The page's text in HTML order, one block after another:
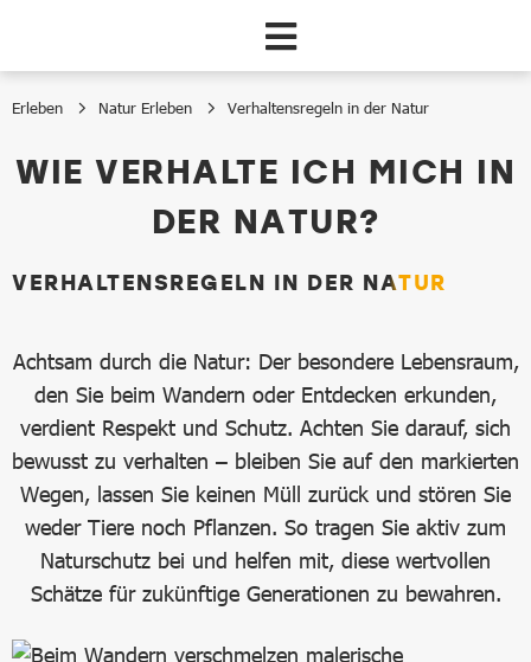
Erleben Natur Erleben Verhaltensregeln in der Natur
Verhaltensregeln in der Natur
WIE VERHALTE ICH MICH IN
DER NATUR?
VERHALTENSREGELN IN DER NATUR
Achtsam durch die Natur: Der besondere Lebensraum,
den Sie beim Wandern oder Entdecken erkunden,
verdient Respekt und Schutz. Achten Sie darauf, sich
bewusst zu verhalten – bleiben Sie auf den markierten
Wegen, lassen Sie keinen Müll zurück und stören Sie
weder Tiere noch Pflanzen. So tragen Sie aktiv zum
Naturschutz bei und helfen mit, diese wertvollen
Schätze für zukünftige Generationen zu bewahren.